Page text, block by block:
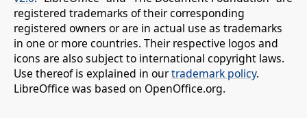
registered trademarks of their corresponding
registered owners or are in actual use as trademarks
in one or more countries. Their respective logos and
icons are also subject to international copyright laws.
Use thereof is explained in ourtrademark policy.
LibreOffice was based on OpenOffice.org.